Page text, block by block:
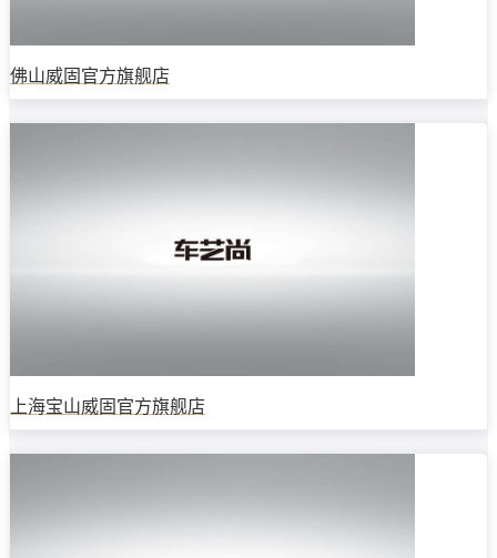
佛山威固官方旗舰店
上海宝山威固官方旗舰店